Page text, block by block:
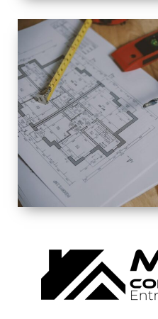
ESPACE
RÉNOVATION
INTÉRIEURE ET
EXTÉRIEURE
SOLUTIONS DE
RÉNOVATION
COMPLÈTE